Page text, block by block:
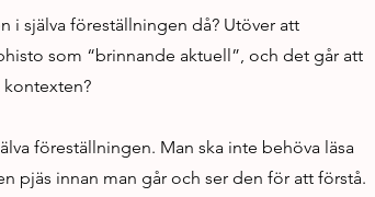
i själva föreställningen då? Utöver att
som “brinnande aktuell”, och det går att
kontexten?
föreställningen. Man ska inte behöva läsa
pjäs innan man går och ser den för att förstå.